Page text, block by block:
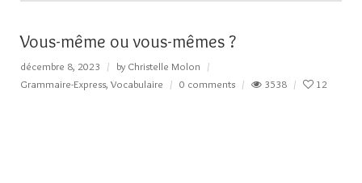
Vous-même ou vous-mêmes ?
décembre 8, 2023 by Christelle Molon
Grammaire-Express, Vocabulaire 0 comments 3538 12